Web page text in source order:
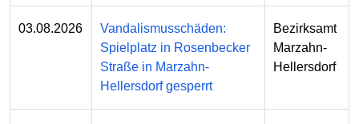
03.08.2026
Vandalismusschäden:
Spielplatz in Rosenbecker
Straße in Marzahn-
Hellersdorf gesperrt
Bezirksamt
Marzahn-
Hellersdorf